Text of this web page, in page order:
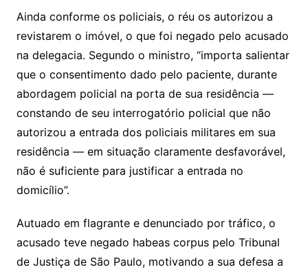
Ainda conforme os policiais, o réu os autorizou a
revistarem o imóvel, o que foi negado pelo acusado
na delegacia. Segundo o ministro, “importa salientar
que o consentimento dado pelo paciente, durante
abordagem policial na porta de sua residência —
constando de seu interrogatório policial que não
autorizou a entrada dos policiais militares em sua
residência — em situação claramente desfavorável,
não é suficiente para justificar a entrada no
domicílio”.
Autuado em flagrante e denunciado por tráfico, o
acusado teve negado habeas corpus pelo Tribunal
de Justiça de São Paulo, motivando a sua defesa a